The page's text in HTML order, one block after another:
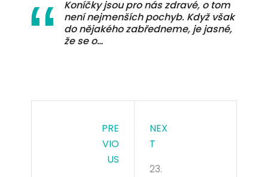
Koníčky jsou pro nás zdravé, o tom
není nejmenších pochyb. Když však
do nějakého zabředneme, je jasné,
že se o…
PRE
VIO
US
NEX
T
23.